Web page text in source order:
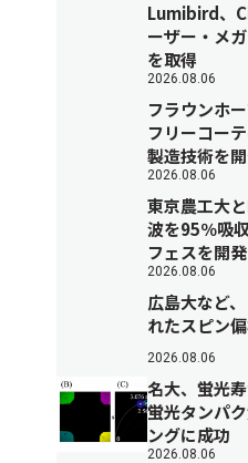
Lumibird、
ーザー・メ
を取得
2026.08.06
フラウンホ
フリーコー
製造技術を
2026.08.06
東京農工大
波を95％吸
フェスを開発
2026.08.06
広島大など
れたスピン
2026.08.06
名大、蛍光
蛍光タンパ
ングに成功
2026.08.06